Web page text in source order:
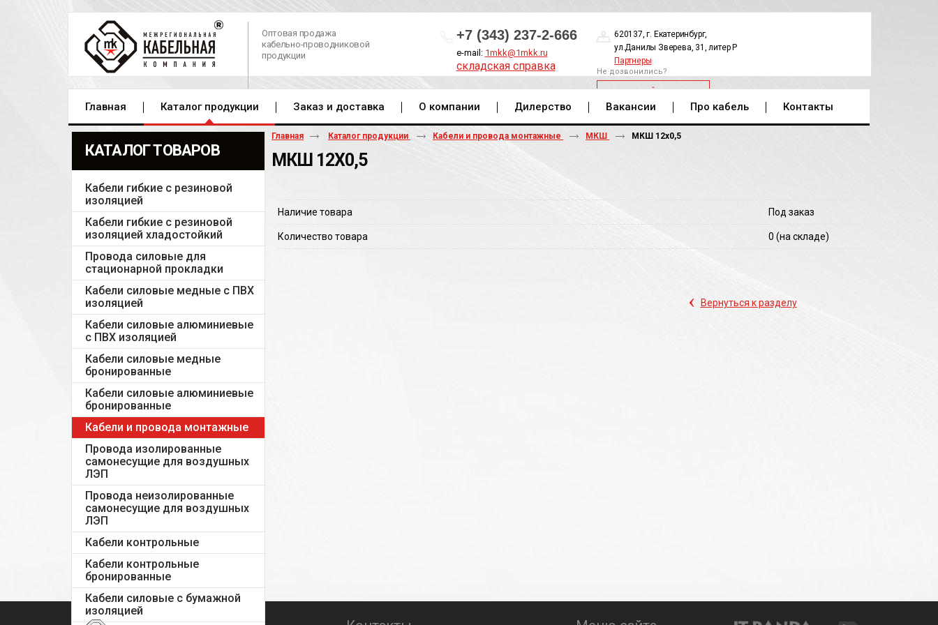
Оптовая продажа
кабельно-проводниковой
продукции
+7 (343) 237-2-666
e-mail: 1mkk@1mkk.ru
складская справка
620137, г. Екатеринбург,
ул.Данилы Зверева, 31, литер Р
Партнеры
Не дозвонились?
ОБРАТНЫЙ ЗВОНОК
Главная Каталог продукции Заказ и доставка О компании Дилерство Вакансии Про кабель Контакты
КАТАЛОГ ТОВАРОВ
Кабели гибкие с резиновой
изоляцией
Кабели гибкие с резиновой
изоляцией хладостойкий
Провода силовые для
стационарной прокладки
Кабели силовые медные с ПВХ
изоляцией
Кабели силовые алюминиевые
с ПВХ изоляцией
Кабели силовые медные
бронированные
Кабели силовые алюминиевые
бронированные
Кабели и провода монтажные
Провода изолированные
самонесущие для воздушных
ЛЭП
Провода неизолированные
самонесущие для воздушных
ЛЭП
Кабели контрольные
Кабели контрольные
бронированные
Кабели силовые с бумажной
изоляцией
Главная Каталог продукции Кабели и провода монтажные МКШ МКШ 12х0,5
МКШ 12Х0,5
Наличие товара Под заказ
Количество товара 0 (на складе)
‹ Вернуться к разделу